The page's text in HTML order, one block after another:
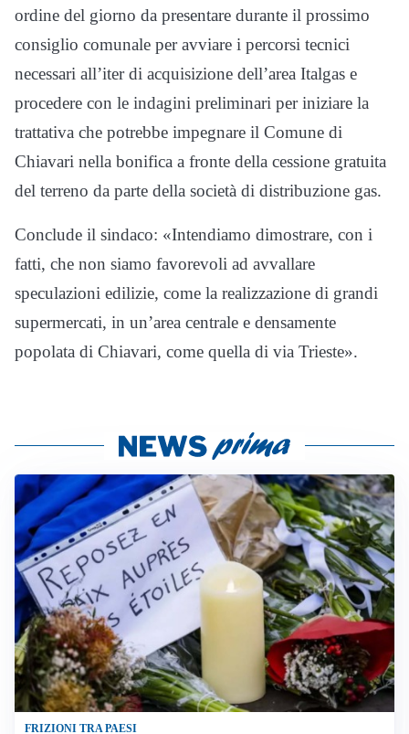
ordine del giorno da presentare durante il prossimo
consiglio comunale per avviare i percorsi tecnici
necessari all’iter di acquisizione dell’area Italgas e
procedere con le indagini preliminari per iniziare la
trattativa che potrebbe impegnare il Comune di
Chiavari nella bonifica a fronte della cessione gratuita
del terreno da parte della società di distribuzione gas.
Conclude il sindaco: «Intendiamo dimostrare, con i
fatti, che non siamo favorevoli ad avvallare
speculazioni edilizie, come la realizzazione di grandi
supermercati, in un’area centrale e densamente
popolata di Chiavari, come quella di via Trieste».
FRIZIONI TRA PAESI